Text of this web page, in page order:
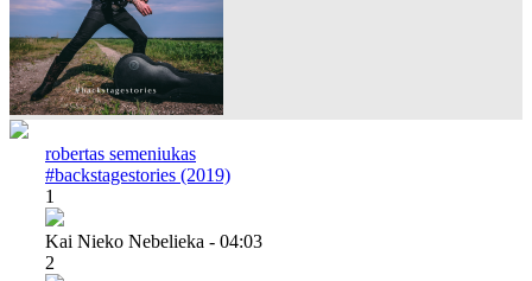
robertas semeniukas
#backstagestories (2019)
1
Kai Nieko Nebelieka - 04:03
2